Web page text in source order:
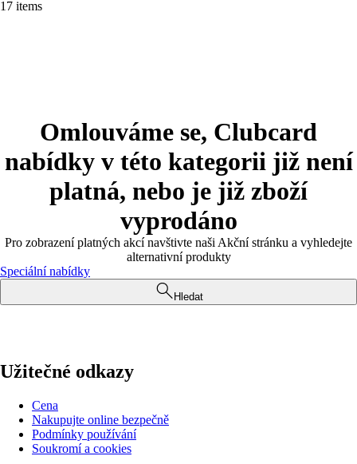
17 items
Omlouváme se, Clubcard
nabídky v této kategorii již není
platná, nebo je již zboží
vyprodáno
Pro zobrazení platných akcí navštivte naši Akční stránku a vyhledejte
alternativní produkty
Speciální nabídky
Hledat
Užitečné odkazy
Cena
Nakupujte online bezpečně
Podmínky používání
Soukromí a cookies